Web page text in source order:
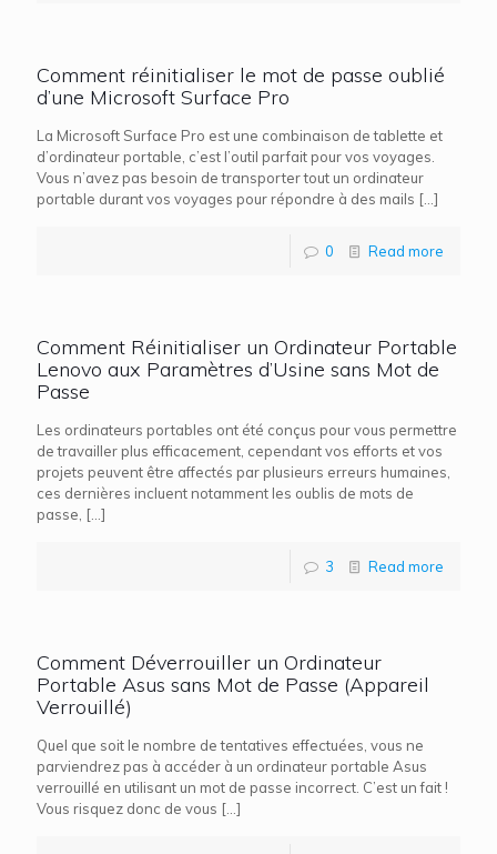
Comment réinitialiser le mot de passe oublié
d’une Microsoft Surface Pro
La Microsoft Surface Pro est une combinaison de tablette et
d’ordinateur portable, c’est l’outil parfait pour vos voyages.
Vous n’avez pas besoin de transporter tout un ordinateur
portable durant vos voyages pour répondre à des mails […]
0 Read more
Comment Réinitialiser un Ordinateur Portable
Lenovo aux Paramètres d’Usine sans Mot de
Passe
Les ordinateurs portables ont été conçus pour vous permettre
de travailler plus efficacement, cependant vos efforts et vos
projets peuvent être affectés par plusieurs erreurs humaines,
ces dernières incluent notamment les oublis de mots de
passe, […]
3 Read more
Comment Déverrouiller un Ordinateur
Portable Asus sans Mot de Passe (Appareil
Verrouillé)
Quel que soit le nombre de tentatives effectuées, vous ne
parviendrez pas à accéder à un ordinateur portable Asus
verrouillé en utilisant un mot de passe incorrect. C’est un fait !
Vous risquez donc de vous […]